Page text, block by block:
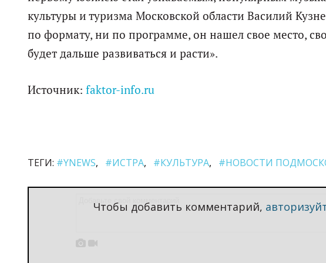
культуры и туризма Московской области Василий
по формату, ни по программе, он нашел свое место,
будет дальше развиваться и расти».
Источник: faktor-info.ru
ТЕГИ: #YNEWS #ИСТРА #КУЛЬТУРА #НОВОСТИ
Чтобы добавить комментарий,
 